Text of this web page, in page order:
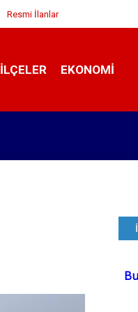
Resmi İlanlar
İLÇELER EKONOMI